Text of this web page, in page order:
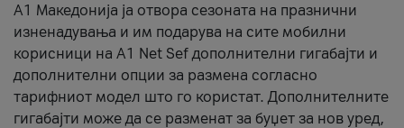
А1 Македонија ја отвора сезоната на празнични
изненадувања и им подарува на сите мобилни
корисници на A1 Net Sef дополнителни гигабајти и
дополнителни опции за размена согласно
тарифниот модел што го користат. Дополнителните
гигабајти може да се разменат за буџет за нов уред,